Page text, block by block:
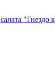
салата "Гнездо